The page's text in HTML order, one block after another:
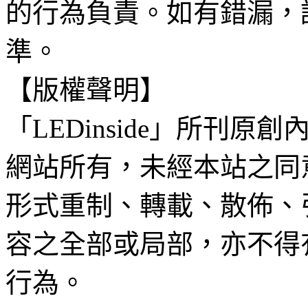
的行為負責。如有錯漏
準。
【版權聲明】
「LEDinside」所刊原創
網站所有，未經本站之
形式重制、轉載、散佈
容之全部或局部，亦不
行為。